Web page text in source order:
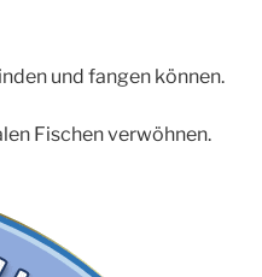
und fangen können.
Fischen verwöhnen.